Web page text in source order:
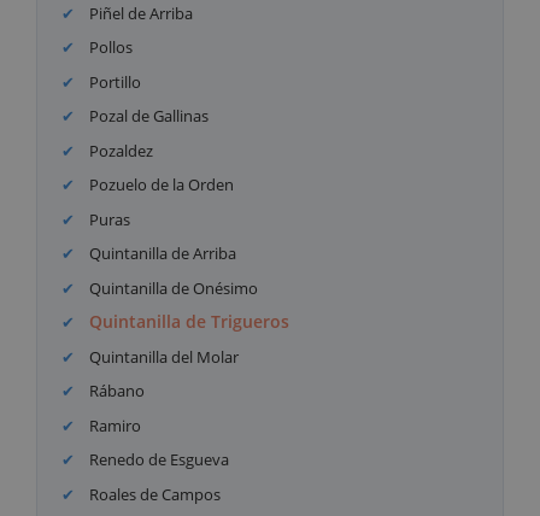
Piñel de Arriba
Pollos
Portillo
Pozal de Gallinas
Pozaldez
Pozuelo de la Orden
Puras
Quintanilla de Arriba
Quintanilla de Onésimo
Quintanilla de Trigueros
Quintanilla del Molar
Rábano
Ramiro
Renedo de Esgueva
Roales de Campos